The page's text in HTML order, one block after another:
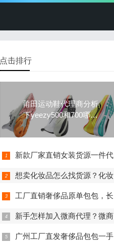
点击排行
莆田运动鞋代理商分析
下yeezy500和700哪个
穿起来舒服
新款厂家直销女装货源一件代发，招代理
想卖化妆品怎么找货源？化妆品工厂可批发代发
工厂直销奢侈品原单包包，长期招微信代理
新手怎样加入微商代理？微商代理起步技巧
广州工厂直发奢侈品包包一手货源